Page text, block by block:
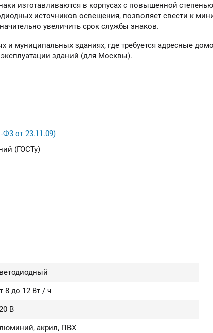
изготавливаются в корпусах с повышенной
источников освещения, позволяет свести к
увеличить срок службы знаков.
муниципальных зданиях, где требуется адресные
зданий (для Москвы).
от 23.11.09)
(ГОСТу)
8 до 12 Вт / ч
В
акрил, ПВХ